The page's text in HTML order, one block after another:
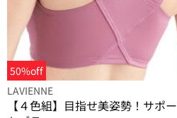
50%off
LAVIENNE
【４色組】目指せ美姿勢！サポー